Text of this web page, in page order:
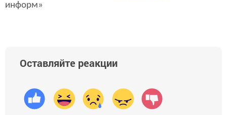
информ»
Оставляйте реакции